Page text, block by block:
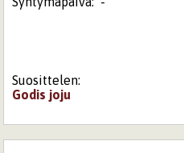
Suosittelen:
Godis joju